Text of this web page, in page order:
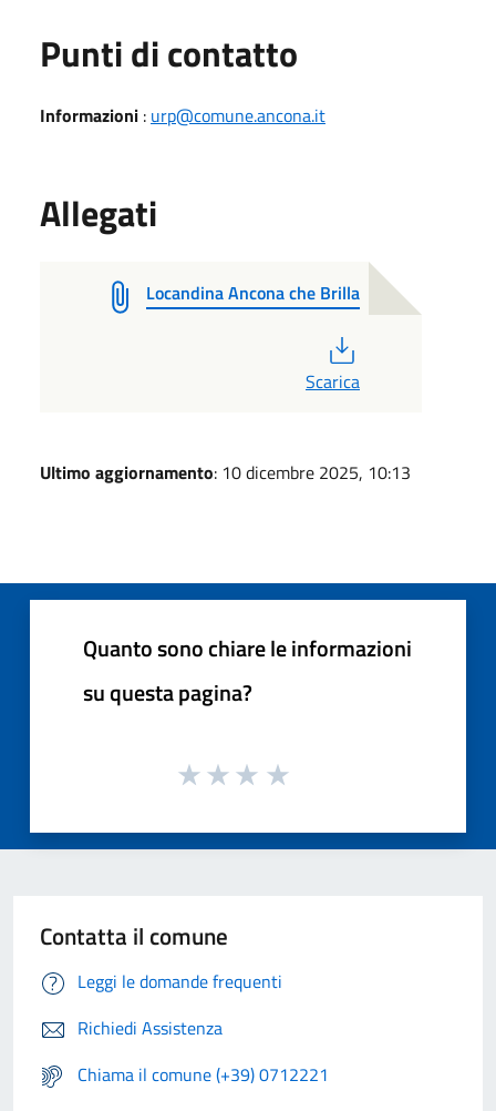
Punti di contatto
Informazioni : urp@comune.ancona.it
Allegati
Locandina Ancona che Brilla
Scarica
Ultimo aggiornamento: 10 dicembre 2025, 10:13
Quanto sono chiare le informazioni
su questa pagina?
Contatta il comune
Leggi le domande frequenti
Richiedi Assistenza
Chiama il comune (+39) 0712221